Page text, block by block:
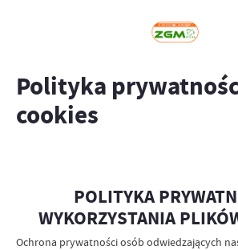
Polityka
cookies
POLITYKA
WYKORZYSTANIA
Ochrona prywatności osób odwiedzających